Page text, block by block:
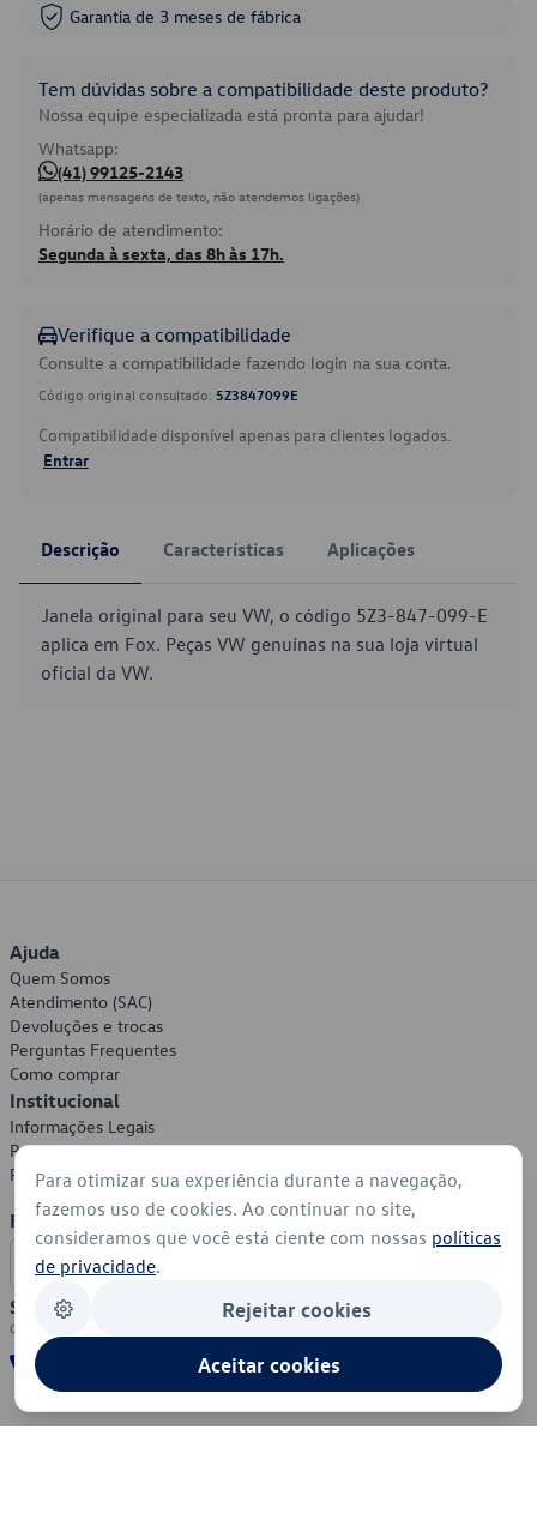
Garantia de 3 meses de fábrica
Tem dúvidas sobre a compatibilidade deste produto?
Nossa equipe especializada está pronta para ajudar!
Whatsapp:
(41) 99125-2143
(apenas mensagens de texto, não atendemos ligações)
Horário de atendimento:
Segunda à sexta, das 8h às 17h.
Verifique a compatibilidade
Consulte a compatibilidade fazendo login na sua conta.
Código original consultado: 5Z3847099E
Compatibilidade disponível apenas para clientes logados.
Entrar
Descrição Características Aplicações
Janela original para seu VW, o código 5Z3-847-099-E
aplica em Fox. Peças VW genuínas na sua loja virtual
oficial da VW.
Ajuda
Quem Somos
Atendimento (SAC)
Devoluções e trocas
Perguntas Frequentes
Como comprar
Institucional
Informações Legais
Política de Privacidade
Política de Cookies
Formas de Pagamento
Segurança
Para otimizar sua experiência durante a navegação,
fazemos uso de cookies. Ao continuar no site,
consideramos que você está ciente com nossas políticas
de privacidade.
Rejeitar cookies
Aceitar cookies